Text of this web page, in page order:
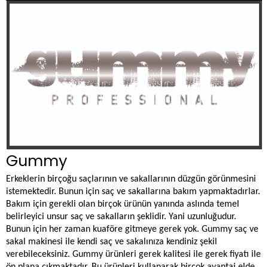
Gummy
Erkeklerin birçoğu saçlarının ve sakallarının düzgün görünmesini
istemektedir. Bunun için saç ve sakallarına bakım yapmaktadırlar.
Bakım için gerekli olan birçok ürünün yanında aslında temel
belirleyici unsur saç ve sakalların şeklidir. Yani uzunluğudur.
Bunun için her zaman kuaföre gitmeye gerek yok. Gummy saç ve
sakal makinesi ile kendi saç ve sakalınıza kendiniz şekil
verebileceksiniz. Gummy ürünleri gerek kalitesi ile gerek fiyatı ile